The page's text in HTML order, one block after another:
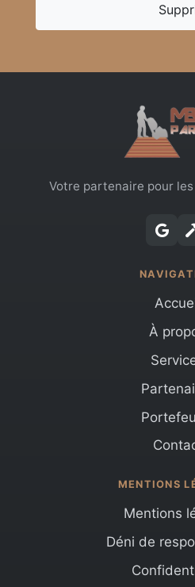
Votre partenaire pour
À
MENTIONS
Mentions
Déni de